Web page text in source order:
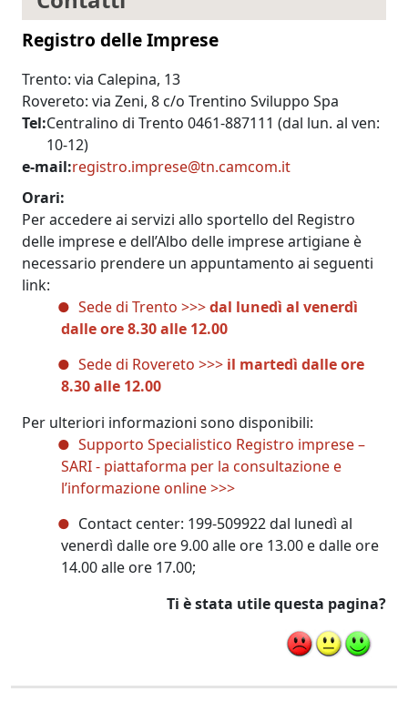
Registro delle Imprese
Trento: via Calepina, 13
Rovereto: via Zeni, 8 c/o Trentino Sviluppo Spa
Tel Centralino di Trento 0461-887111 (dal lun. al ven:
10-12)
e-mail registro.imprese@tn.camcom.it
Orari
Per accedere ai servizi allo sportello del Registro
delle imprese e dell’Albo delle imprese artigiane è
necessario prendere un appuntamento ai seguenti
link:
Sede di Trento >>> dal lunedì al venerdì
dalle ore 8.30 alle 12.00
Sede di Rovereto >>> il martedì dalle ore
8.30 alle 12.00
Per ulteriori informazioni sono disponibili:
Supporto Specialistico Registro imprese –
SARI - piattaforma per la consultazione e
l’informazione online >>>
Contact center: 199-509922 dal lunedì al
venerdì dalle ore 9.00 alle ore 13.00 e dalle ore
14.00 alle ore 17.00;
Ti è stata utile questa pagina?